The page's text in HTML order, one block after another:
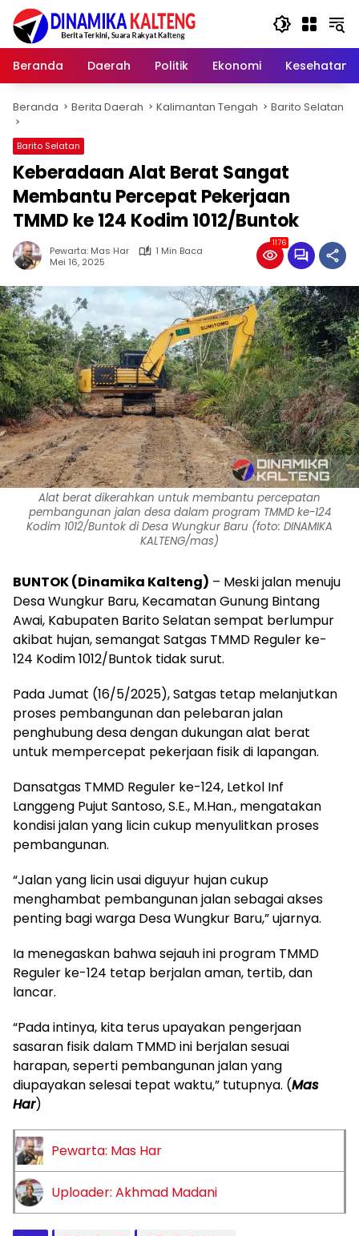
Langsung
konten
Beranda
Daerah Politik Ekonomi Kesehatan
Beranda Berita Daerah Kalimantan Tengah Barito Selatan
Barito Selatan
Keberadaan Alat Berat Sangat
Membantu Percepat Pekerjaan
TMMD ke 124 Kodim 1012/Buntok
Pewarta: Mas Har
1 Min Baca
Mei 16, 2025
1176
Alat berat dikerahkan untuk membantu percepatan
pembangunan jalan desa dalam program TMMD ke-124
Kodim 1012/Buntok di Desa Wungkur Baru (foto: DINAMIKA
KALTENG/mas)
BUNTOK (Dinamika Kalteng) – Meski jalan menuju
Desa Wungkur Baru, Kecamatan Gunung Bintang
Awai, Kabupaten Barito Selatan sempat berlumpur
akibat hujan, semangat Satgas TMMD Reguler ke-
124 Kodim 1012/Buntok tidak surut.
Pada Jumat (16/5/2025), Satgas tetap melanjutkan
proses pembangunan dan pelebaran jalan
penghubung desa dengan dukungan alat berat
untuk mempercepat pekerjaan fisik di lapangan.
Dansatgas TMMD Reguler ke-124, Letkol Inf
Langgeng Pujut Santoso, S.E., M.Han., mengatakan
kondisi jalan yang licin cukup menyulitkan proses
pembangunan.
“Jalan yang licin usai diguyur hujan cukup
menghambat pembangunan jalan sebagai akses
penting bagi warga Desa Wungkur Baru,” ujarnya.
Ia menegaskan bahwa sejauh ini program TMMD
Reguler ke-124 tetap berjalan aman, tertib, dan
lancar.
“Pada intinya, kita terus upayakan pengerjaan
sasaran fisik dalam TMMD ini berjalan sesuai
harapan, seperti pembangunan jalan yang
diupayakan selesai tepat waktu,” tutupnya. (Mas
Har)
Pewarta: Mas Har
Uploader: Akhmad Madani